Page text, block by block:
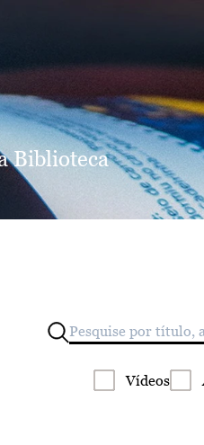
Biblioteca
Vídeos